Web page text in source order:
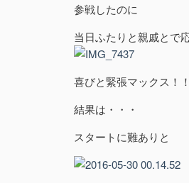
参戦したのに
当日ふたりと親戚とで
喜びと緊張マックス！！
結果は・・・
スタートに難ありと